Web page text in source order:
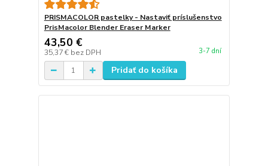
PRISMACOLOR pastelky - Nastaviť príslušenstvo
PrisMacolor Blender Eraser Marker
43,50 €
35,37 € bez DPH 3-7 dní
Pridať do košíka